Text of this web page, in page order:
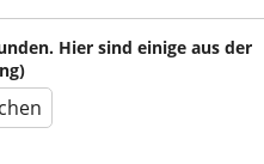
Hier sind einige aus der